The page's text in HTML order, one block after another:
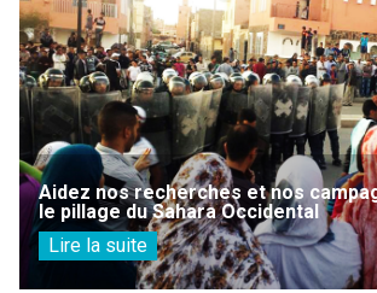
Aidez nos recherches et nos
le pillage du Sahara Occidental
Lire la suite